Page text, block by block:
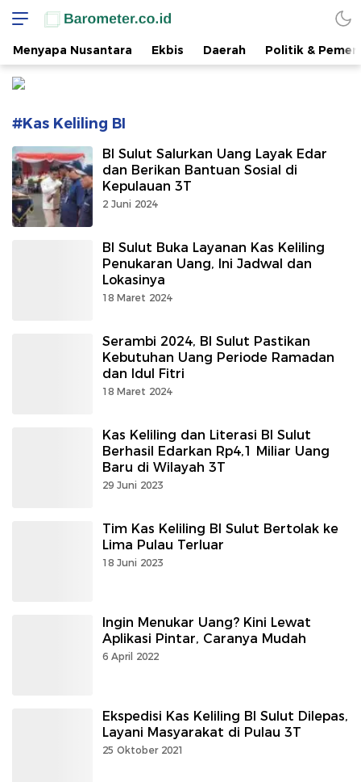
www.barometer.co.id
Berita Terkini di Sulawesi Utara
Menyapa Nusantara Ekbis Daerah Politik &
#Kas Keliling BI
BI Sulut Salurkan Uang Layak Edar
dan Berikan Bantuan Sosial di
Kepulauan 3T
2 Juni 2024
BI Sulut Buka Layanan Kas Keliling
Penukaran Uang, Ini Jadwal dan
Lokasinya
18 Maret 2024
Serambi 2024, BI Sulut Pastikan
Kebutuhan Uang Periode Ramadan
dan Idul Fitri
18 Maret 2024
Kas Keliling dan Literasi BI Sulut
Berhasil Edarkan Rp4,1 Miliar Uang
Baru di Wilayah 3T
29 Juni 2023
Tim Kas Keliling BI Sulut Bertolak ke
Lima Pulau Terluar
18 Juni 2023
Ingin Menukar Uang? Kini Lewat
Aplikasi Pintar, Caranya Mudah
6 April 2022
Ekspedisi Kas Keliling BI Sulut Dilepas,
Layani Masyarakat di Pulau 3T
25 Oktober 2021